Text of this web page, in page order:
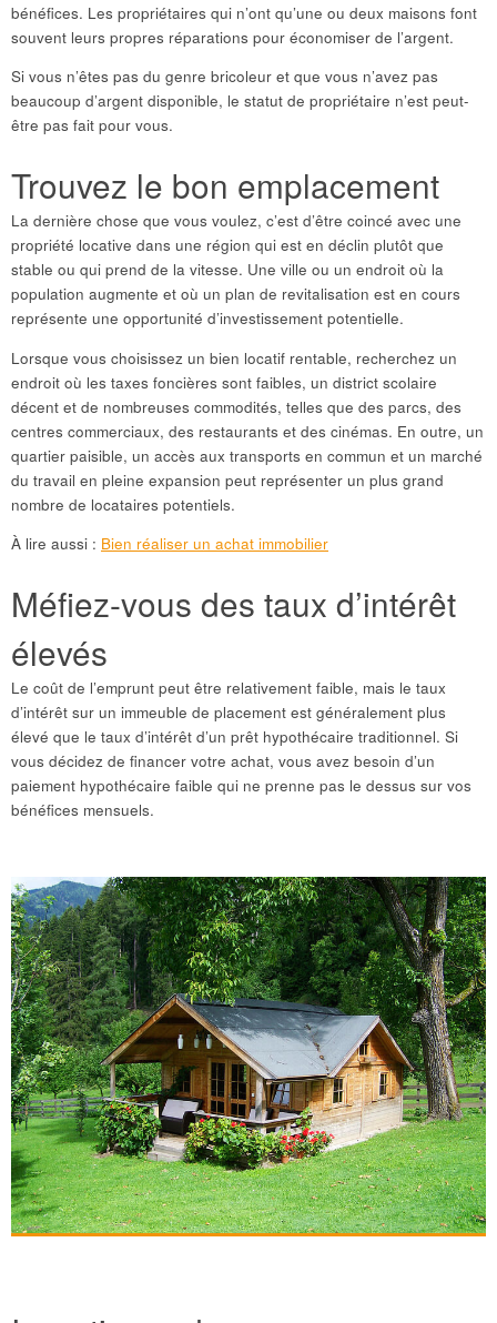
bénéfices. Les propriétaires qui n’ont qu’une ou deux maisons font
souvent leurs propres réparations pour économiser de l’argent.
Si vous n’êtes pas du genre bricoleur et que vous n’avez pas
beaucoup d’argent disponible, le statut de propriétaire n’est peut-
être pas fait pour vous.
Trouvez le bon emplacement
La dernière chose que vous voulez, c’est d’être coincé avec une
propriété locative dans une région qui est en déclin plutôt que
stable ou qui prend de la vitesse. Une ville ou un endroit où la
population augmente et où un plan de revitalisation est en cours
représente une opportunité d’investissement potentielle.
Lorsque vous choisissez un bien locatif rentable, recherchez un
endroit où les taxes foncières sont faibles, un district scolaire
décent et de nombreuses commodités, telles que des parcs, des
centres commerciaux, des restaurants et des cinémas. En outre, un
quartier paisible, un accès aux transports en commun et un marché
du travail en pleine expansion peut représenter un plus grand
nombre de locataires potentiels.
À lire aussi : Bien réaliser un achat immobilier
Méfiez-vous des taux d’intérêt
élevés
Le coût de l’emprunt peut être relativement faible, mais le taux
d’intérêt sur un immeuble de placement est généralement plus
élevé que le taux d’intérêt d’un prêt hypothécaire traditionnel. Si
vous décidez de financer votre achat, vous avez besoin d’un
paiement hypothécaire faible qui ne prenne pas le dessus sur vos
bénéfices mensuels.